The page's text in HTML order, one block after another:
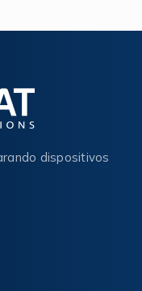
dispositivos